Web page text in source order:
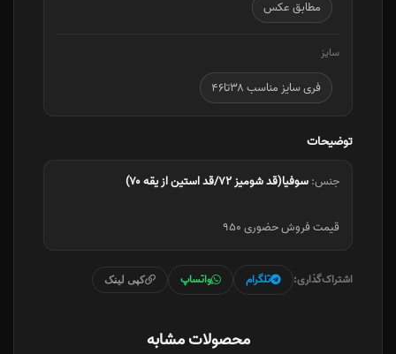
مطابق عکس
سایز
فری سایز مناسب ۳۸تا۴۶
توضیحات
جنس:سوفیا(قد شومیز ۷۲/قد استین از یقه ۷۰)
قیمت فروش حضوری ۹۵۰
اشتراک‌گذاری: تلگرام واتساپ کپی لینک
محصولات مشابه